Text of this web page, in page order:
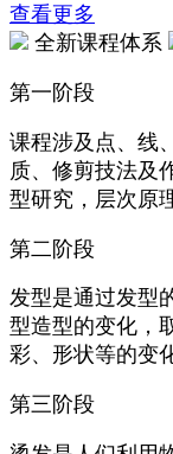
查看更多
全新课程体系
第一阶段
课程涉及点、线
质、修剪技法及
型研究，层次原
第二阶段
发型是通过发型
型造型的变化，
彩、形状等的变
第三阶段